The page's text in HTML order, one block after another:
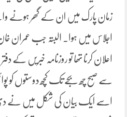
زمان پارک میں ان کے گھر ہونے
اجلاس میں ہوا۔ البتہ جب عمران
اعلان کرنا تھا تو روزنامہ خبریں کے
سے صبح چھ بجے تک کچھ دوستوں کو
اسے ایک بیان کی شکل میں نے دی۔